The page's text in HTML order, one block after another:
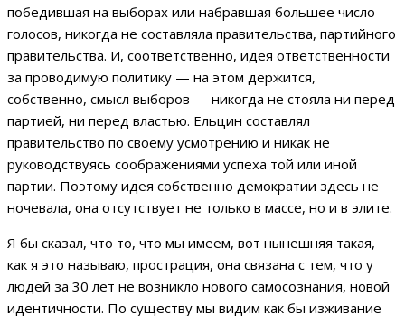
победившая на выборах или набравшая большее число
голосов, никогда не составляла правительства, партийного
правительства. И, соответственно, идея ответственности
за проводимую политику — на этом держится,
собственно, смысл выборов — никогда не стояла ни перед
партией, ни перед властью. Ельцин составлял
правительство по своему усмотрению и никак не
руководствуясь соображениями успеха той или иной
партии. Поэтому идея собственно демократии здесь не
ночевала, она отсутствует не только в массе, но и в элите.
Я бы сказал, что то, что мы имеем, вот нынешняя такая,
как я это называю, прострация, она связана с тем, что у
людей за 30 лет не возникло нового самосознания, новой
идентичности. По существу мы видим как бы изживание